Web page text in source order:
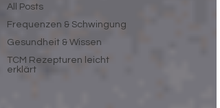
All Posts
Frequenzen & Schwingung
Gesundheit & Wissen
TCM Rezepturen leicht
erklärt